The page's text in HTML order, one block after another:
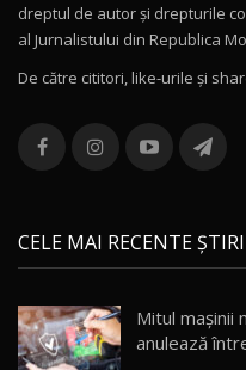
12
Noul MG
16:48
13
combină
36:08
chinez
/17:27
15 14:37
dreptul de autor și drepturile
al Jurnalistului din Republica
De către cititori, like-urile şi
CELE MAI RECENTE ȘTIRI
Mitul mașinii
anulează